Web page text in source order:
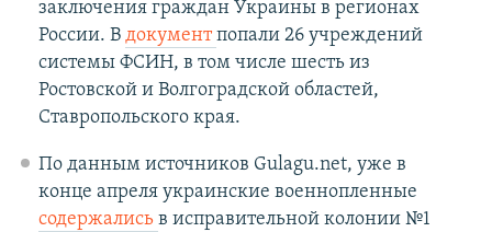
заключения граждан Украины в регионах
России. В документпопали 26 учреждений
системы ФСИН, в том числе шесть из
Ростовской и Волгоградской областей,
Ставропольского края.
По данным источников Gulagu.net, уже в
конце апреля украинские военнопленные
содержались в исправительной колонии №1